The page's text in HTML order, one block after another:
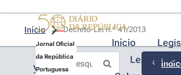
Jornal Oficial
da República
Portuguesa
Início
Lexionário
Início
Voltar